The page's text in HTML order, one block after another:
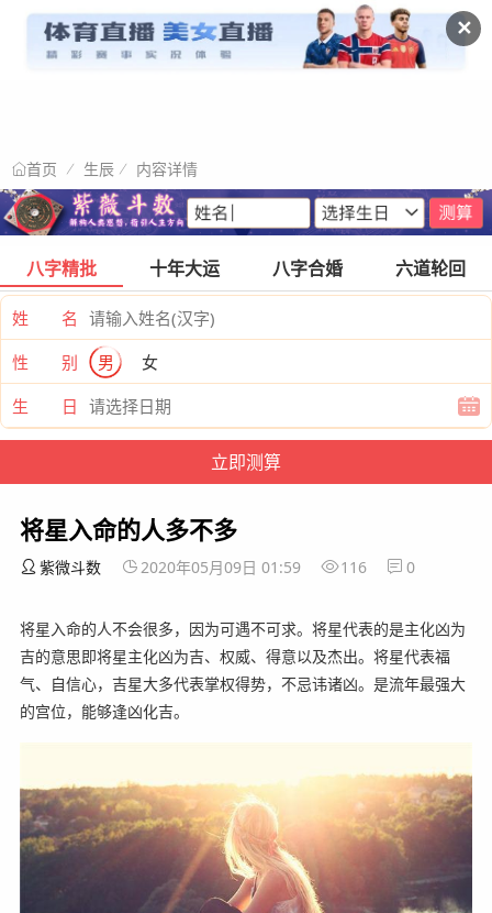
✕
首页 生辰 内容详情
八字精批 十年大运 八字合婚 六道轮回
姓 名
性 别
男
女
生 日
将星入命的人多不多
紫微斗数 2020年05月09日 01:59 116 0
将星入命的人不会很多，因为可遇不可求。将星代表的是主化凶为
吉的意思即将星主化凶为吉、权威、得意以及杰出。将星代表福
气、自信心，吉星大多代表掌权得势，不忌讳诸凶。是流年最强大
的宫位，能够逢凶化吉。